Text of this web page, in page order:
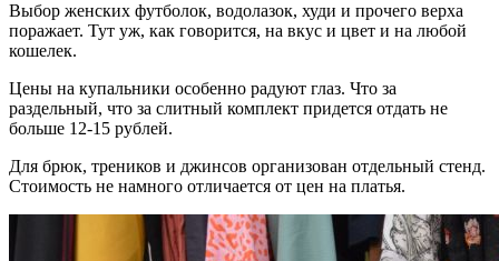
Выбор женских футболок, водолазок, худи и прочего верха
поражает. Тут уж, как говорится, на вкус и цвет и на любой
кошелек.
Цены на купальники особенно радуют глаз. Что за
раздельный, что за слитный комплект придется отдать не
больше 12-15 рублей.
Для брюк, треников и джинсов организован отдельный стенд.
Стоимость не намного отличается от цен на платья.